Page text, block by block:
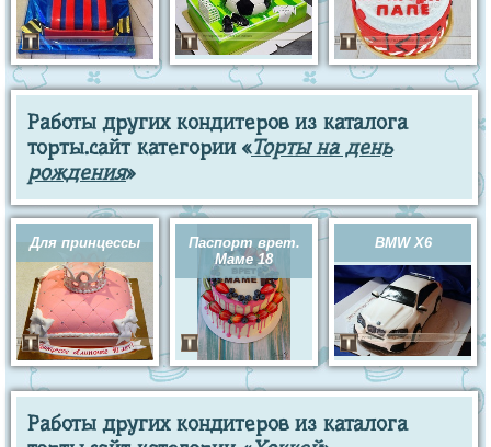
Работы других кондитеров из каталога
торты.сайт категории «Торты на день
рождения»
Для принцессы
Паспорт врет.
Маме 18
BMW X6
Работы других кондитеров из каталога